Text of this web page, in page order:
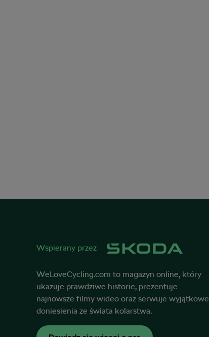
Wspierany przez
WeLoveCycling.com to magazyn online, który
ukazuje prawdziwe historie, prezentuje
najnowsze filmy wideo oraz serwuje wyjątkowe
doniesienia ze świata kolarstwa.